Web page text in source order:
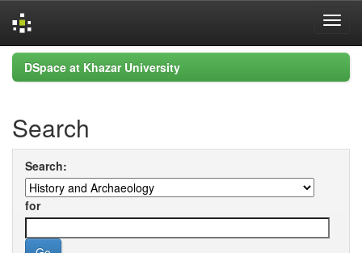
Skip
navigation
DSpace at Khazar University
Search
Search:
for